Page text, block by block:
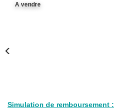
A vendre
Simulation de remboursement :